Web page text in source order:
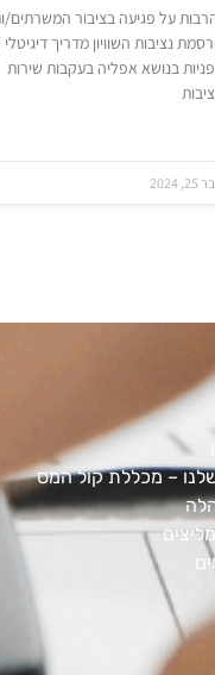
על פגיעה בציבור המשרתים/
נציבות השוויון מדריך דיגיטלי
בנושא אפליה בעקבות שירות
2024
– מכללת קול המס